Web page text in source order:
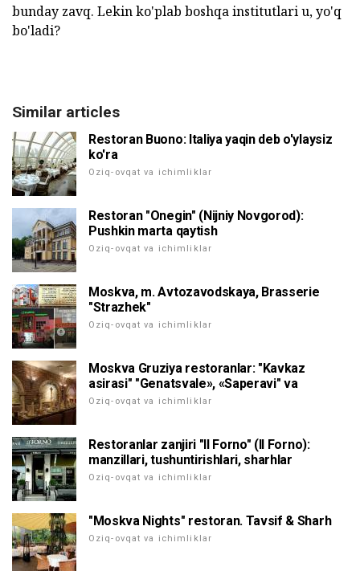
bunday zavq. Lekin ko'plab boshqa institutlari u, yo'q
bo'ladi?
Similar articles
Restoran Buono: Italiya yaqin deb o'ylaysiz
ko'ra
Oziq-ovqat va ichimliklar
Restoran "Onegin" (Nijniy Novgorod):
Pushkin marta qaytish
Oziq-ovqat va ichimliklar
Moskva, m. Avtozavodskaya, Brasserie
"Strazhek"
Oziq-ovqat va ichimliklar
Moskva Gruziya restoranlar: "Kavkaz
asirasi" "Genatsvale», «Saperavi" va
Oziq-ovqat va ichimliklar
Restoranlar zanjiri "Il Forno" (Il Forno):
manzillari, tushuntirishlari, sharhlar
Oziq-ovqat va ichimliklar
"Moskva Nights" restoran. Tavsif & Sharh
Oziq-ovqat va ichimliklar